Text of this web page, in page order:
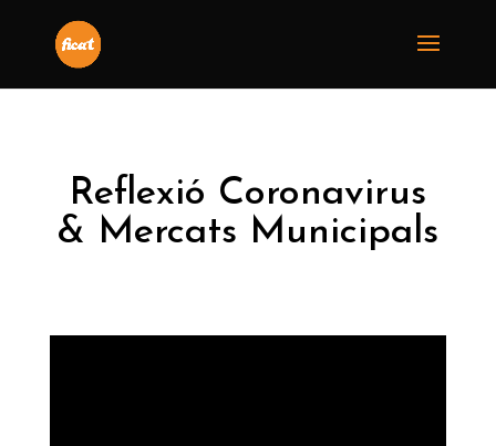
Reflexió Coronavirus
& Mercats Municipals